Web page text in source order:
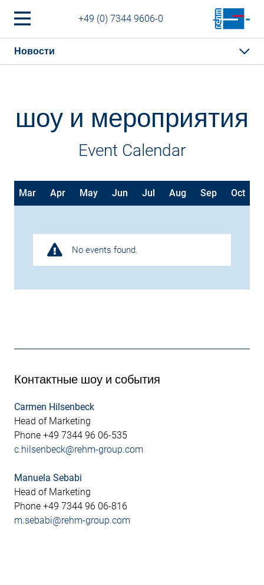
+49 (0) 7344 9606-0
Новости
шоу и мероприятия
Event Calendar
Mar Apr May Jun Jul Aug Sep Oct
No events found.
Контактные шоу и события
Carmen Hilsenbeck
Head of Marketing
Phone +49 7344 96 06-535
c.hilsenbeck@rehm-group.com
Manuela Sebabi
Head of Marketing
Phone +49 7344 96 06-816
m.sebabi@rehm-group.com